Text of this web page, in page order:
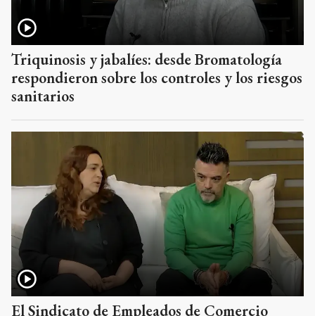
Triquinosis y jabalíes: desde Bromatología
respondieron sobre los controles y los riesgos
sanitarios
El Sindicato de Empleados de Comercio